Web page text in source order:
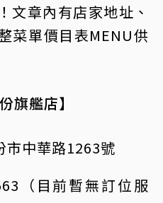
文章內有店家地址、
菜單價目表MENU供
旗艦店】
市中華路1263號
（目前暫無訂位服